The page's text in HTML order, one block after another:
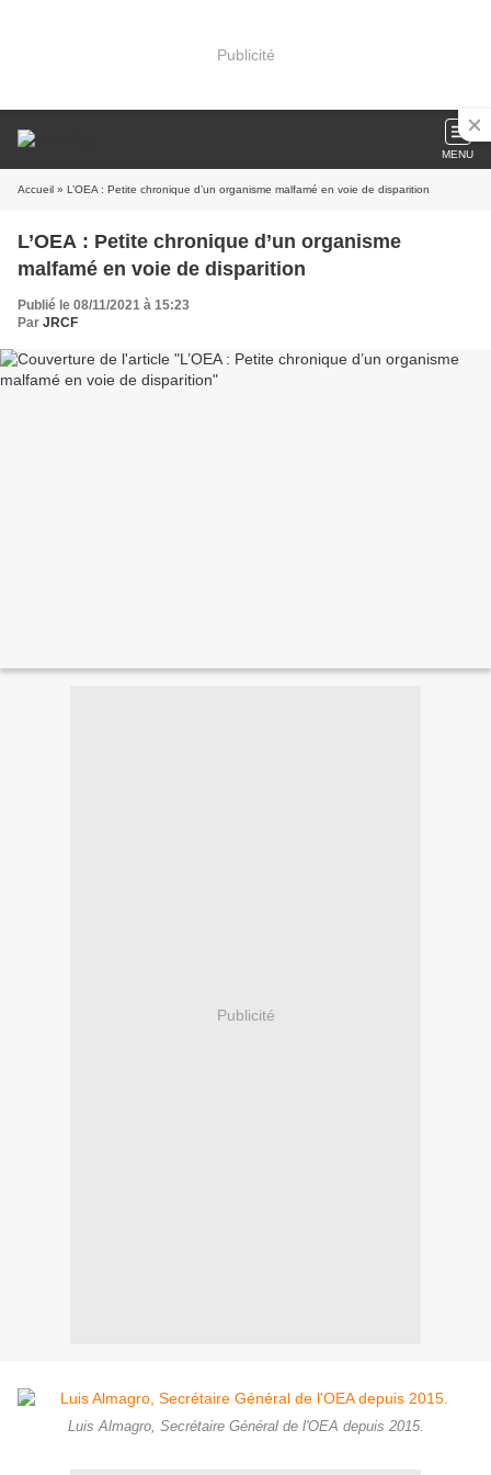
Publicité
MENU
Accueil » L’OEA : Petite chronique d’un organisme malfamé en voie de disparition
L’OEA : Petite chronique d’un organisme
malfamé en voie de disparition
Publié le 08/11/2021 à 15:23
Par JRCF
Publicité
Luis Almagro, Secrétaire Général de l'OEA depuis 2015.